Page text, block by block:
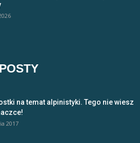
na temat alpinistyki. Tego nie wiesz
2017